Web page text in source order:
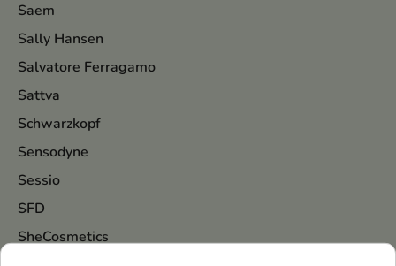
Saem
Sally Hansen
Salvatore Ferragamo
Sattva
Schwarzkopf
Sensodyne
Sessio
SFD
SheCosmetics